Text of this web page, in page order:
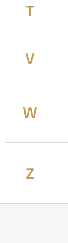
T
V
W
Z